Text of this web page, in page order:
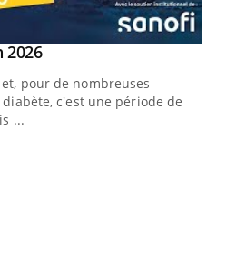
2026Youtube
pour de nombreuses
c'est une période de
...